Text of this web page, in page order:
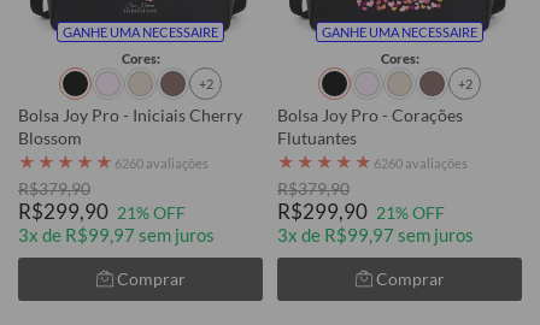
GANHE UMA NECESSAIRE
Cores:
+2
Bolsa Joy Pro - Iniciais Cherry
Blossom
★ ★ ★ ★ ★ 6260 avaliações
R$379,90
R$299,90 21% OFF
3x de R$99,97 sem juros
Comprar
GANHE UMA NECESSAIRE
Cores:
+2
Bolsa Joy Pro - Corações
Flutuantes
★ ★ ★ ★ ★ 6260 avaliações
R$379,90
R$299,90 21% OFF
3x de R$99,97 sem juros
Comprar